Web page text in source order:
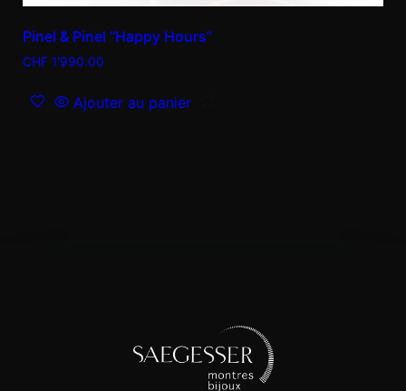
Pinel & Pinel “Happy Hours”
CHF 1'990.00
Ajouter au panier